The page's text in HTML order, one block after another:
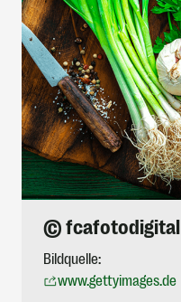
© fcafotodigital
Bildquelle:
www.gettyimages.de